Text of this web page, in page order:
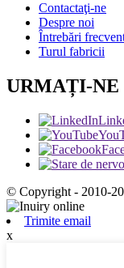
Contactaţi-ne
Despre noi
Întrebări
Turul fabricii
URMAȚI-NE
© Copyright - 2010-
Trimite email
x